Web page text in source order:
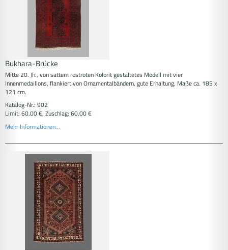
Bukhara-Brücke
Mitte 20. Jh., von sattem rostroten Kolorit gestaltetes Modell mit vier
Innenmedaillons, flankiert von Ornamentalbändern, gute Erhaltung, Maße ca. 185 x
121 cm.
Katalog-Nr.: 902
Limit: 60,00 €, Zuschlag: 60,00 €
Mehr Informationen...